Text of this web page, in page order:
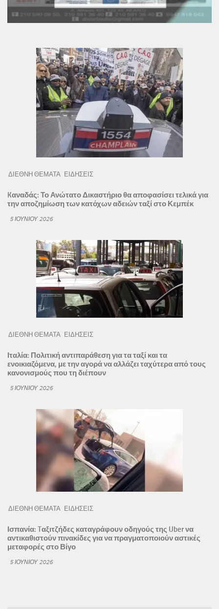
ΔΙΕΘΝΗ ΘΕΜΑΤΑ ΕΙΔΗΣΕΙΣ
Kαναδάς: Το Ανώτατο Δικαστήριο θα αποφασίσει τελικά για
την αποζημίωση των κατόχων αδειών ταξί στο Κεμπέκ
5 ΙΟΥΝΊΟΥ 2026
ΔΙΕΘΝΗ ΘΕΜΑΤΑ ΕΙΔΗΣΕΙΣ
Ιταλία: Πολιτική αντιπαράθεση για τα ταξί και τα
ενοικιαζόμενα, με την αγορά να αλλάζει ταχύτερα από τους
κανονισμούς που τη διέπουν
5 ΙΟΥΝΊΟΥ 2026
ΔΙΕΘΝΗ ΘΕΜΑΤΑ ΕΙΔΗΣΕΙΣ
Ισπανία: Tαξιτζήδες καταγράφουν οδηγούς της Uber να
αντικαθιστούν πινακίδες για να πραγματοποιούν αστικές
μεταφορές στο Βίγο
5 ΙΟΥΝΊΟΥ 2026